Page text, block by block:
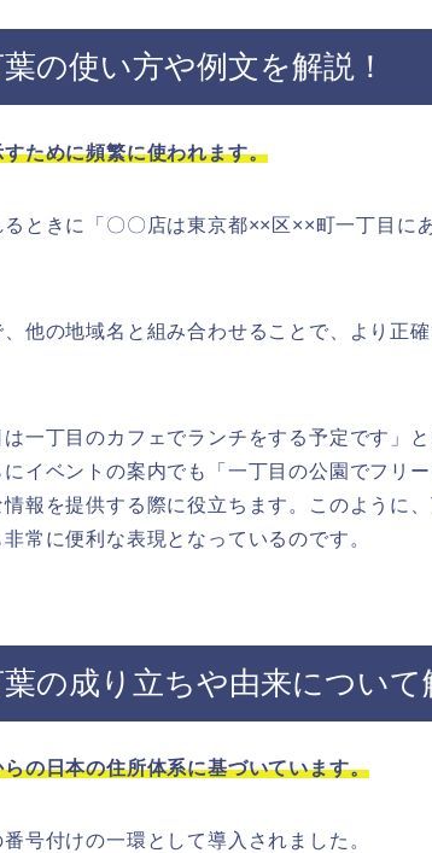
の使い方や例文を解説！
ために頻繁に使われます。
ときに「〇〇店は東京都××区××町一丁目に
他の地域名と組み合わせることで、より正
一丁目のカフェでランチをする予定です」
イベントの案内でも「一丁目の公園でフリー
報を提供する際に役立ちます。このように
常に便利な表現となっているのです。
葉の成り立ちや由来について
の日本の住所体系に基づいています。
号付けの一環として導入されました。